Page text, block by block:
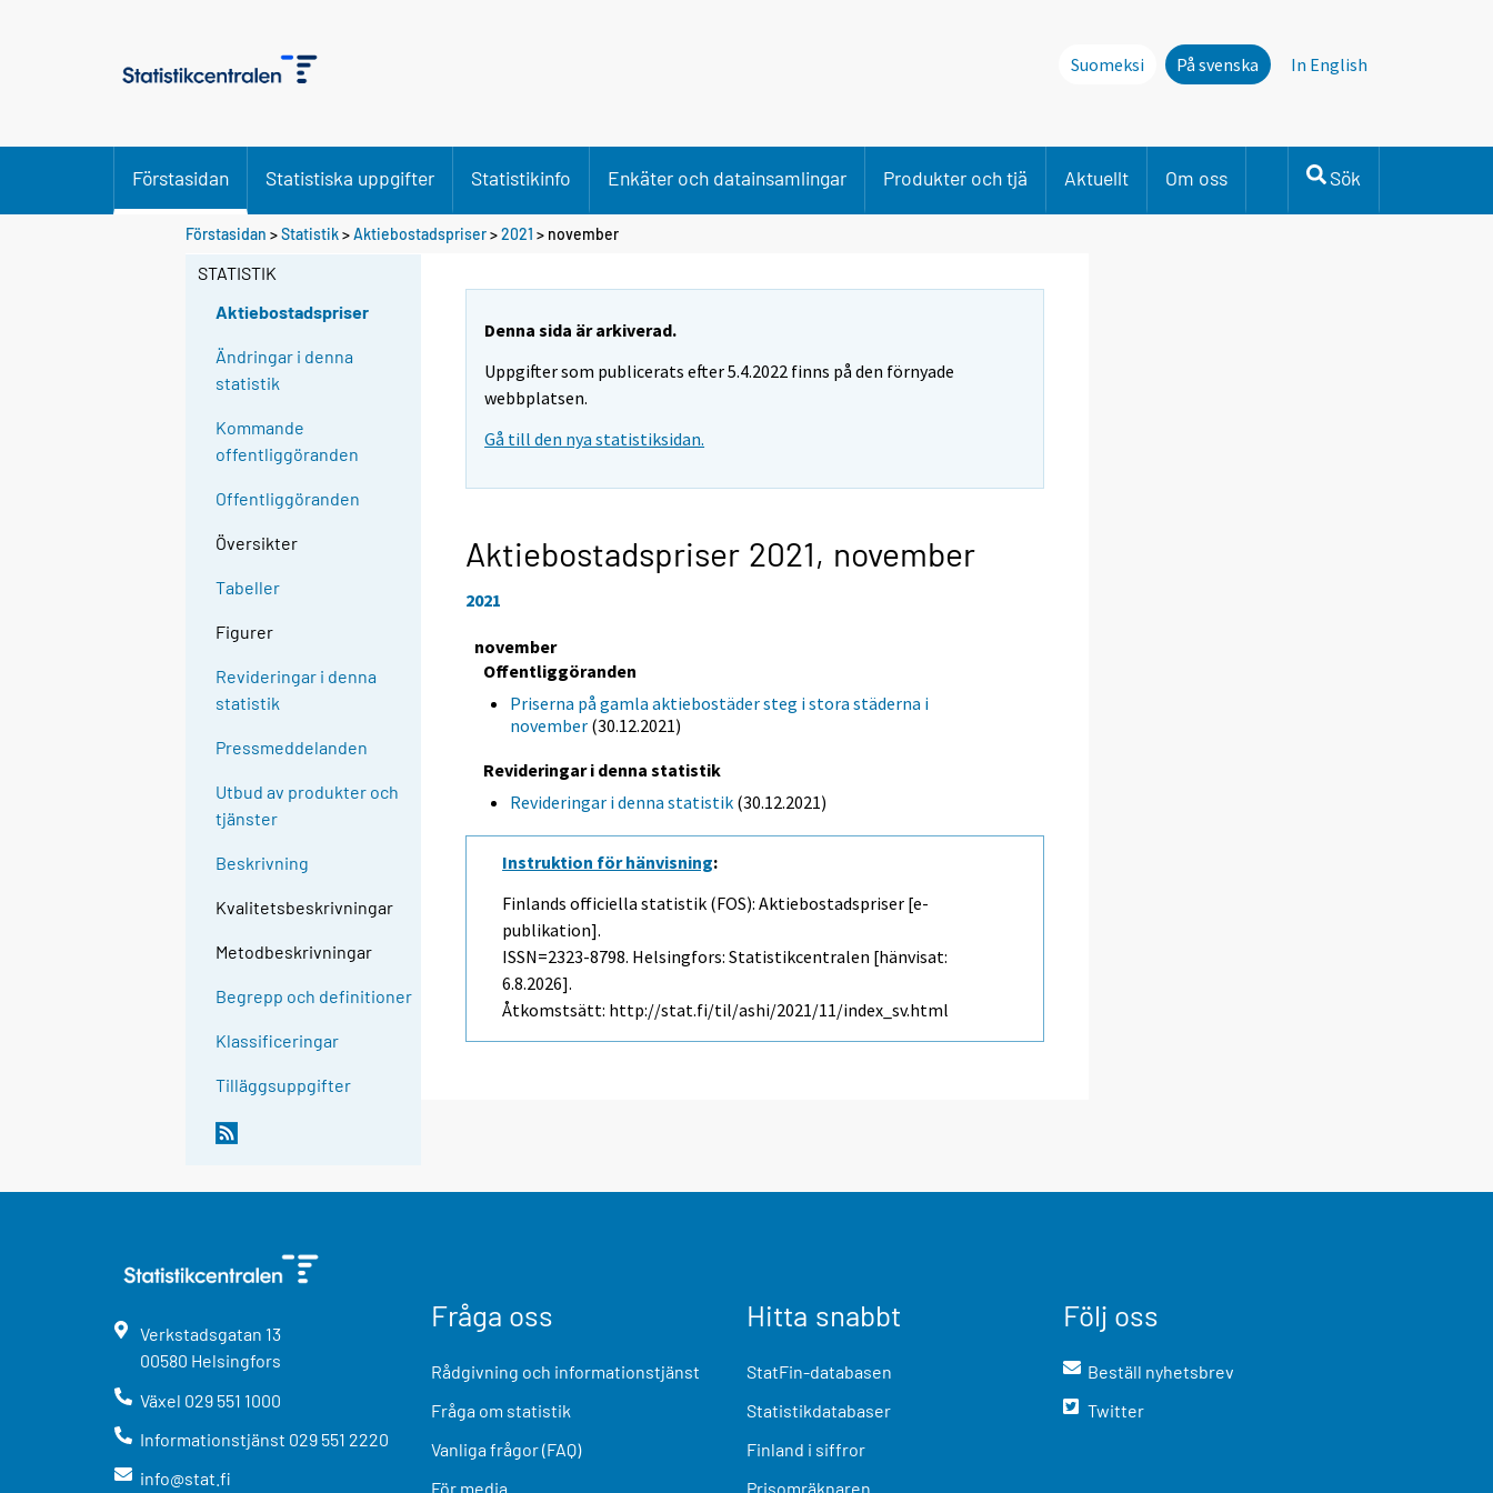
Suomeksi På svenska In English
Förstasidan Statistiska uppgifter Statistikinfo Enkäter och datainsamlingar Produkter och tjä Aktuellt Om oss Sök
Förstasidan >Statistik>Aktiebostadspriser>2021 > november
STATISTIK
Aktiebostadspriser
Ändringar i denna
statistik
Kommande
offentliggöranden
Offentliggöranden
Översikter
Tabeller
Figurer
Revideringar i denna
statistik
Pressmeddelanden
Utbud av produkter och
tjänster
Beskrivning
Kvalitetsbeskrivningar
Metodbeskrivningar
Begrepp och definitioner
Klassificeringar
Tilläggsuppgifter
Denna sida är arkiverad.
Uppgifter som publicerats efter 5.4.2022 finns på den förnyade
webbplatsen.
Gå till den nya statistiksidan.
Aktiebostadspriser 2021, november
2021
november
Offentliggöranden
Priserna på gamla aktiebostäder steg i stora städerna i
november (30.12.2021)
Revideringar i denna statistik
Revideringar i denna statistik (30.12.2021)
Instruktion för hänvisning:
Finlands officiella statistik (FOS): Aktiebostadspriser [e-
publikation].
ISSN=2323-8798. Helsingfors: Statistikcentralen [hänvisat:
6.8.2026].
Åtkomstsätt: http://stat.fi/til/ashi/2021/11/index_sv.html
Verkstadsgatan 13
00580 Helsingfors
Växel 029 551 1000
Informationstjänst 029 551 2220
info@stat.fi
Fråga oss
Rådgivning och informationstjänst
Fråga om statistik
Vanliga frågor (FAQ)
För media
Hitta snabbt
StatFin-databasen
Statistikdatabaser
Finland i siffror
Prisomräknaren
Följ oss
Beställ nyhetsbrev
Twitter